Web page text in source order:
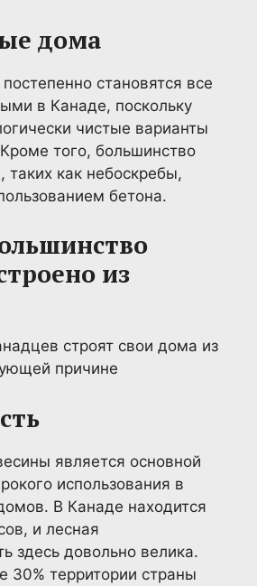
дома
становятся все
в Канаде, поскольку
чистые варианты
того, большинство
таких как небоскребы,
бетона.
из
строят свои дома из
причине
является основной
использования в
В Канаде находится
и лесная
здесь довольно велика.
30% территории страны